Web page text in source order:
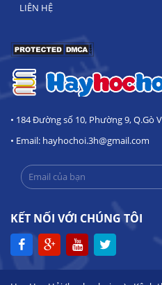
LIÊN HỆ
• 184 Đường số 10, Phường 9, Q.Gò
• Email: hayhochoi.3h@gmail.com
KẾT NỐI VỚI CHÚNG TÔI